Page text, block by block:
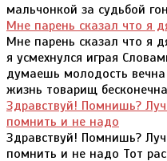
мальчонкой за судьбой
Мне парень сказал что я
Мне парень сказал что я
я усмехнулся играя
думаешь молодость
жизнь товарищ
Здравствуй! Помнишь?
помнить и не надо
Здравствуй! Помнишь?
помнить и не надо Тот